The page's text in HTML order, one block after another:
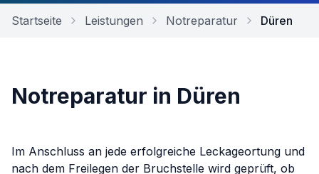
Startseite Leistungen Notreparatur Düren
Notreparatur in Düren
Im Anschluss an jede erfolgreiche Leckageortung und
nach dem Freilegen der Bruchstelle wird geprüft, ob